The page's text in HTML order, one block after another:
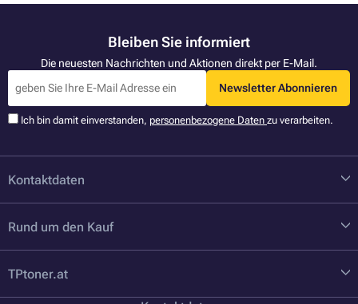
Bleiben Sie informiert
Die neuesten Nachrichten und Aktionen direkt per E-Mail.
Newsletter Abonnieren
Ich bin damit einverstanden, personenbezogene Daten zu verarbeiten.
Kontaktdaten
Rund um den Kauf
TPtoner.at